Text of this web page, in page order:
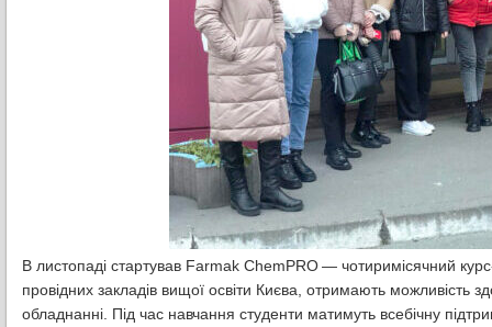
В листопаді стартував Farmak ChemPRO — чотиримісячний
провідних закладів вищої освіти Києва, отримають можливість
обладнанні. Під час навчання студенти матимуть всебічну